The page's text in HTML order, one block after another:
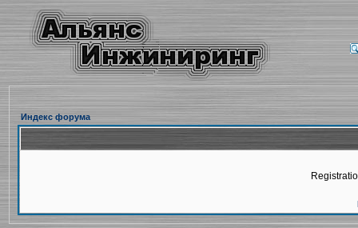
Индекс форума